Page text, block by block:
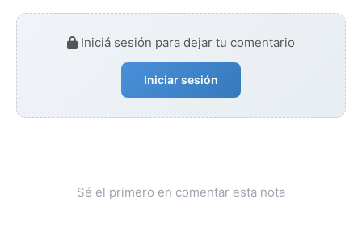
Iniciá sesión para dejar tu comentario
Iniciar sesión
Sé el primero en comentar esta nota